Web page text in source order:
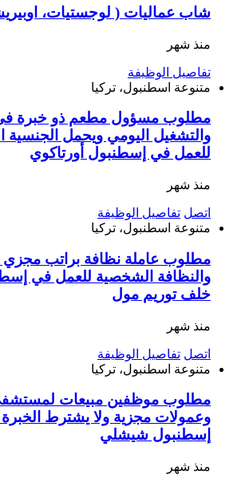
شاب عماليات ( لوجستيات،
منذ شهر
تفاصيل الوظيفة
متنوعة اسطنبول، تركيا
مطلوب مسؤول مطعم ذو خبرة في
والتشغيل اليومي ويحمل الجنسية
للعمل في إسطنبول أورتاكوي
منذ شهر
اتصل تفاصيل الوظيفة
متنوعة اسطنبول، تركيا
مطلوب عاملة نظافة براتب مجزي
والنظافة الشخصية للعمل في
خلف توريم مول
منذ شهر
اتصل تفاصيل الوظيفة
متنوعة اسطنبول، تركيا
مطلوب موظفين مبيعات
وعمولات مجزية ولا يشترط
إسطنبول شيشلي
منذ شهر